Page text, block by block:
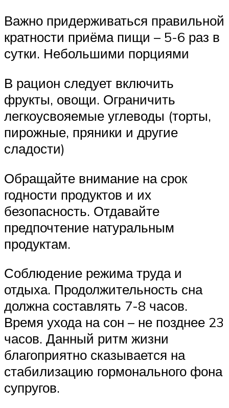
Важно придерживаться правильной
кратности приёма пищи – 5-6 раз в
сутки. Небольшими порциями
В рацион следует включить
фрукты, овощи. Ограничить
легкоусвояемые углеводы (торты,
пирожные, пряники и другие
сладости)
Обращайте внимание на срок
годности продуктов и их
безопасность. Отдавайте
предпочтение натуральным
продуктам.
Соблюдение режима труда и
отдыха. Продолжительность сна
должна составлять 7-8 часов.
Время ухода на сон – не позднее 23
часов. Данный ритм жизни
благоприятно сказывается на
стабилизацию гормонального фона
супругов.